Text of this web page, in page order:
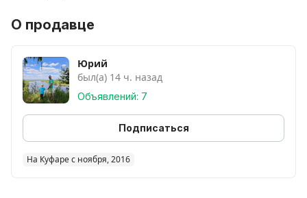
О продавце
Юрий
был(а) 14 ч. назад
Объявлений: 7
Подписаться
На Куфаре с ноября, 2016